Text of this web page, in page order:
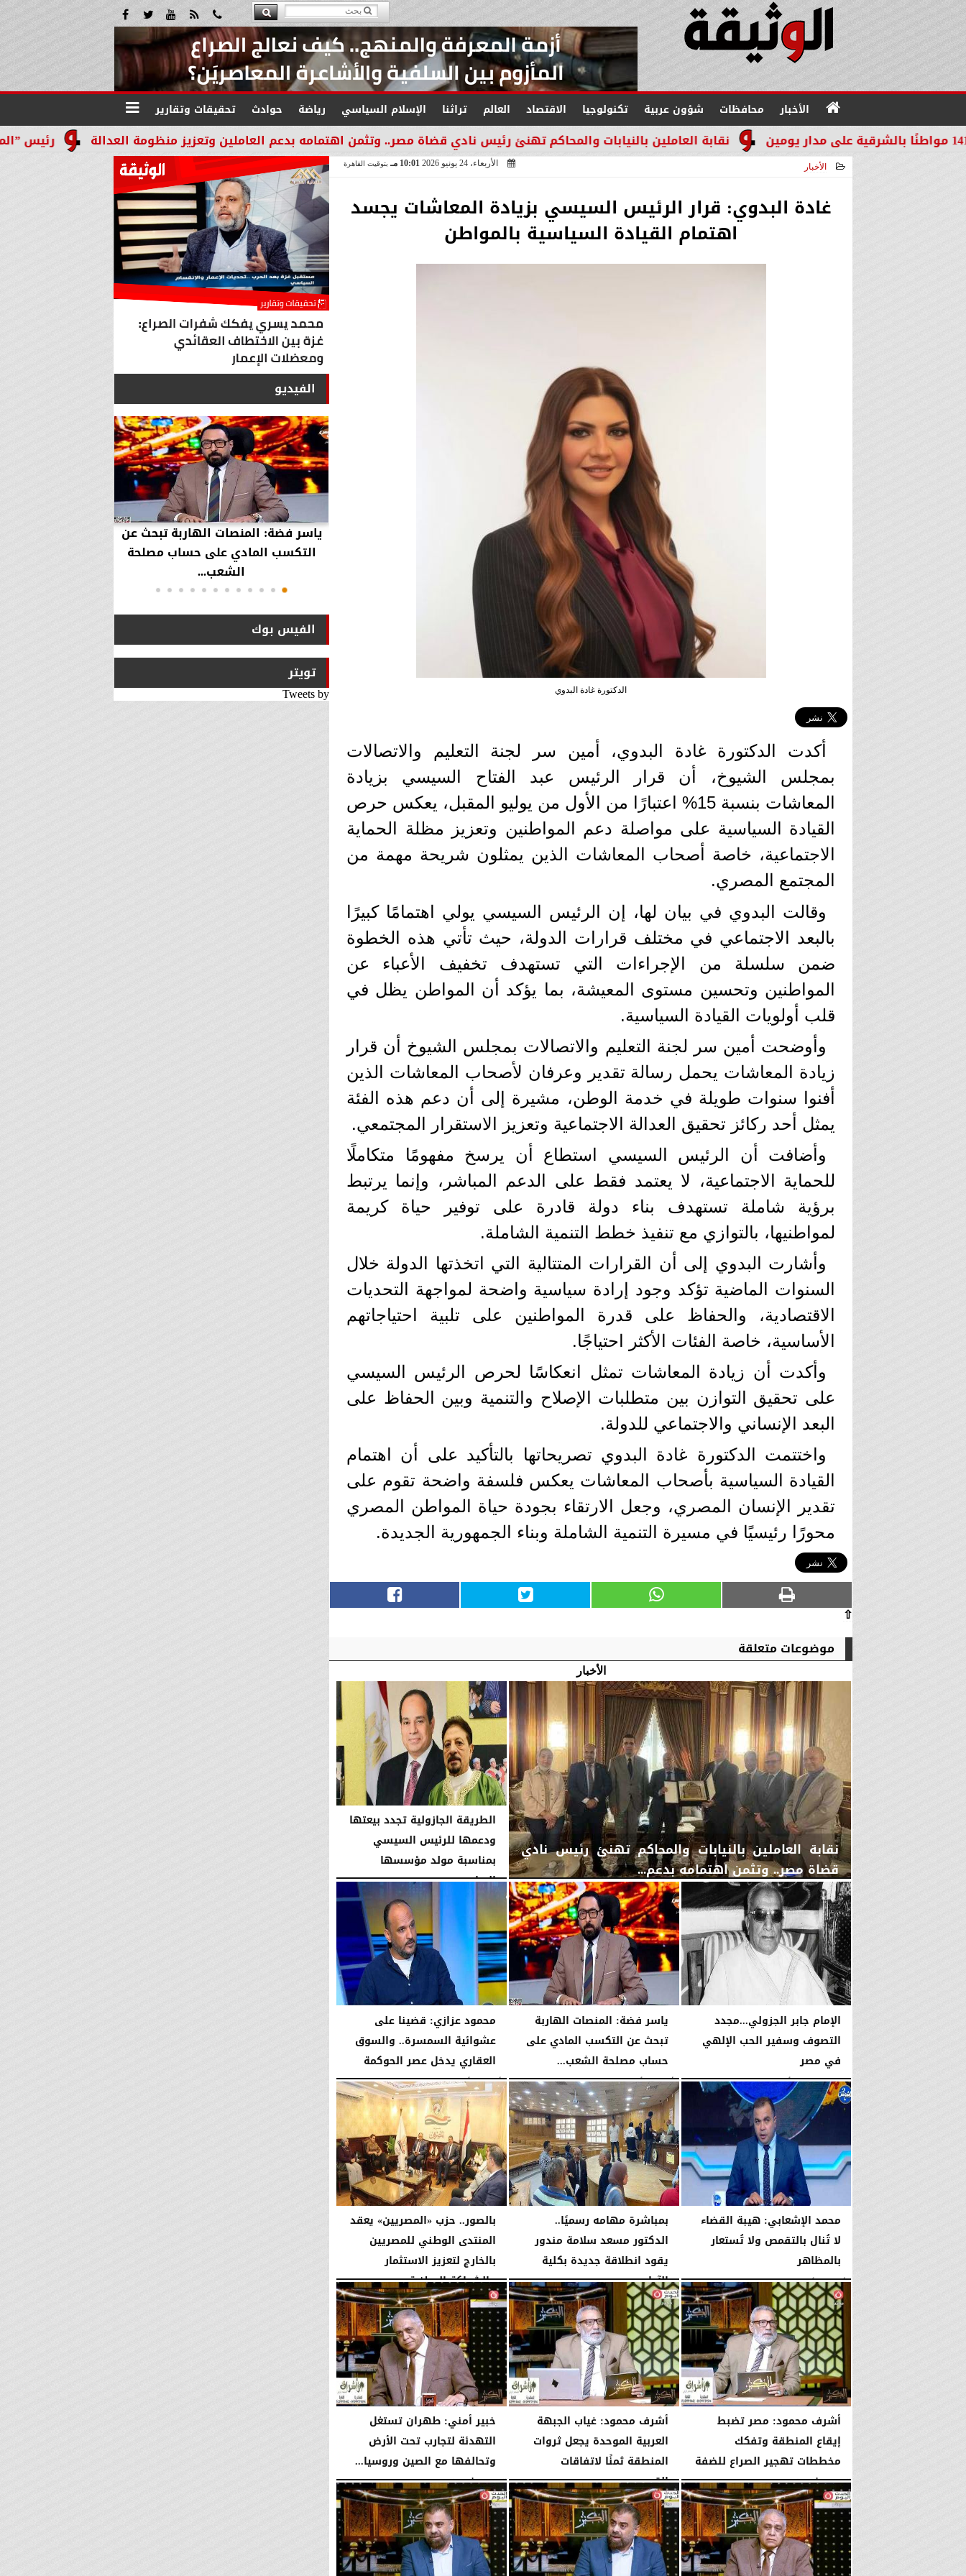
الأخبار محافظات شؤون عربية تكنولوجيا الاقتصاد العالم تراثنا الإسلام السياسي رياضة حوادث تحقيقات وتقارير
رئيس ”المحمدي ستيل”: 85% من مبيعاتنا أونلاين.. والشفافية سلاحنا لمواجهة تقلبات الأسعار نقابة العاملين بالنيابات والمحاكم تهنئ رئيس نادي قضاة مصر.. وتثمن اهتمامه بدعم العاملين وتعزيز منظومة العدالة
الأخبار الأربعاء، 24 يونيو 2026 10:01 مـ بتوقيت القاهرة
غادة البدوي: قرار الرئيس السيسي بزيادة المعاشات يجسد
اهتمام القيادة السياسية بالمواطن
الدكتورة غادة البدوي
أكدت الدكتورة غادة البدوي، أمين سر لجنة التعليم والاتصالات
بمجلس الشيوخ، أن قرار الرئيس عبد الفتاح السيسي بزيادة
المعاشات بنسبة 15% اعتبارًا من الأول من يوليو المقبل، يعكس حرص
القيادة السياسية على مواصلة دعم المواطنين وتعزيز مظلة الحماية
الاجتماعية، خاصة أصحاب المعاشات الذين يمثلون شريحة مهمة من
المجتمع المصري.
وقالت البدوي في بيان لها، إن الرئيس السيسي يولي اهتمامًا كبيرًا
بالبعد الاجتماعي في مختلف قرارات الدولة، حيث تأتي هذه الخطوة
ضمن سلسلة من الإجراءات التي تستهدف تخفيف الأعباء عن
المواطنين وتحسين مستوى المعيشة، بما يؤكد أن المواطن يظل في
قلب أولويات القيادة السياسية.
وأوضحت أمين سر لجنة التعليم والاتصالات بمجلس الشيوخ أن قرار
زيادة المعاشات يحمل رسالة تقدير وعرفان لأصحاب المعاشات الذين
أفنوا سنوات طويلة في خدمة الوطن، مشيرة إلى أن دعم هذه الفئة
يمثل أحد ركائز تحقيق العدالة الاجتماعية وتعزيز الاستقرار المجتمعي.
وأضافت أن الرئيس السيسي استطاع أن يرسخ مفهومًا متكاملًا
للحماية الاجتماعية، لا يعتمد فقط على الدعم المباشر، وإنما يرتبط
برؤية شاملة تستهدف بناء دولة قادرة على توفير حياة كريمة
لمواطنيها، بالتوازي مع تنفيذ خطط التنمية الشاملة.
وأشارت البدوي إلى أن القرارات المتتالية التي اتخذتها الدولة خلال
السنوات الماضية تؤكد وجود إرادة سياسية واضحة لمواجهة التحديات
الاقتصادية، والحفاظ على قدرة المواطنين على تلبية احتياجاتهم
الأساسية، خاصة الفئات الأكثر احتياجًا.
وأكدت أن زيادة المعاشات تمثل انعكاسًا لحرص الرئيس السيسي
على تحقيق التوازن بين متطلبات الإصلاح والتنمية وبين الحفاظ على
البعد الإنساني والاجتماعي للدولة.
واختتمت الدكتورة غادة البدوي تصريحاتها بالتأكيد على أن اهتمام
القيادة السياسية بأصحاب المعاشات يعكس فلسفة واضحة تقوم على
تقدير الإنسان المصري، وجعل الارتقاء بجودة حياة المواطن المصري
محورًا رئيسيًا في مسيرة التنمية الشاملة وبناء الجمهورية الجديدة.
⇧
موضوعات متعلقة
الأخبار
نقابة العاملين بالنيابات والمحاكم تهنئ رئيس نادي
قضاة مصر.. وتثمن اهتمامه بدعم...
اليومالخميس، 6 أغسطس 2026 06:22 مـ
الطريقة الجازولية تجدد بيعتها
ودعمها للرئيس السيسي
بمناسبة مولد مؤسسها
الإمام...
اليوم 02:46 مـ
الإمام جابر الجزولي...مجدد
التصوف وسفير الحب الإلهي
في مصر
اليومالخميس، 6 أغسطس 2026 01:45 مـ
ياسر فضة: المنصات الهاربة
تبحث عن التكسب المادي على
حساب مصلحة الشعب...
الأربعاء، 5 أغسطس 2026 08:42 مـ
محمود عزازي: قضينا على
عشوائية السمسرة.. والسوق
العقاري يدخل عصر الحوكمة
الأربعاء، 5 أغسطس 2026 08:19 مـ
محمد الإشعابي: هيبة القضاء
لا تُنال بالتقمص ولا تُستعار
بالمظاهر
الأربعاء، 5 أغسطس 2026 08:17 مـ
بمباشرة مهامه رسميًا..
الدكتور مسعد سلامة مندور
يقود انطلاقة جديدة بكلية
الآداب...
الأربعاء، 5 أغسطس 2026 04:51 مـ
بالصور.. حزب «المصريين» يعقد
المنتدى الوطني للمصريين
بالخارج لتعزيز الاستثمار
والشراكة الوطنية
الثلاثاء، 4 أغسطس 2026 11:31 مـ
أشرف محمود: مصر تضبط
إيقاع المنطقة وتفكك
مخططات تهجير الصراع للضفة
الإثنين، 3 أغسطس 2026 10:44 مـ
أشرف محمود: غياب الجبهة
العربية الموحدة يجعل ثروات
المنطقة ثمنًا لاتفاقات
القوى...
الإثنين، 3 أغسطس 2026 10:42 مـ
خبير أمني: طهران تستغل
التهدئة لتجارب تحت الأرض
وتحالفها مع الصين وروسيا...
الإثنين، 3 أغسطس 2026 10:37 مـ
الفيديو
أستاذ كيمياء حيوية: غلي اللبن السايب
في المنازل لا يقضي على الأمراض...
ياسر فضة: المنصات الهاربة تبحث عن
التكسب المادي على حساب مصلحة
الشعب...
الفيس بوك
تويتر
Tweets by